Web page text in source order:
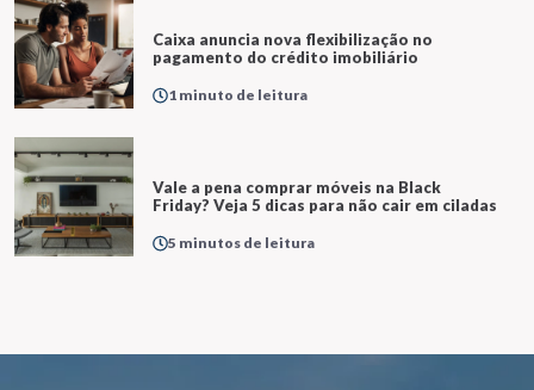
Caixa anuncia nova flexibilização no
pagamento do crédito imobiliário
1 minuto de leitura
Vale a pena comprar móveis na Black
Friday? Veja 5 dicas para não cair em ciladas
5 minutos de leitura